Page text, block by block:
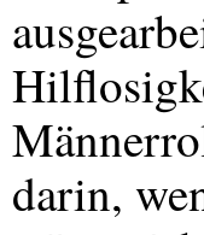
darin,